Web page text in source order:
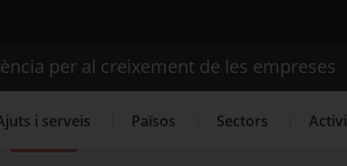
finestra.
per al creixement de les empreses
i serveis Països Sectors